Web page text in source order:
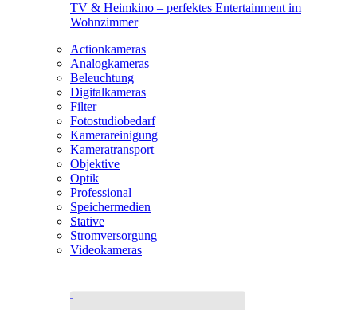
TV & Heimkino – perfektes Entertainment im
Wohnzimmer
Actionkameras
Analogkameras
Beleuchtung
Digitalkameras
Filter
Fotostudiobedarf
Kamerareinigung
Kameratransport
Objektive
Optik
Professional
Speichermedien
Stative
Stromversorgung
Videokameras